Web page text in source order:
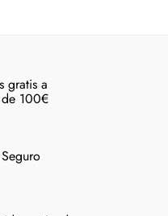
gratis a
100€